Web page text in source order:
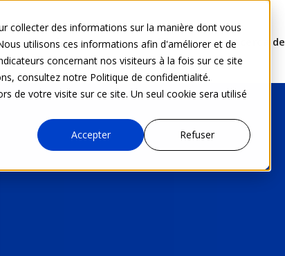
collecter des informations sur la manière dont vous
utilisons ces informations afin d'améliorer et de
concernant nos visiteurs à la fois sur ce site
consultez notre Politique de confidentialité.
de votre visite sur ce site. Un seul cookie sera utilisé
Accepter
Refuser
Soluciones Accesos directos Acerca de